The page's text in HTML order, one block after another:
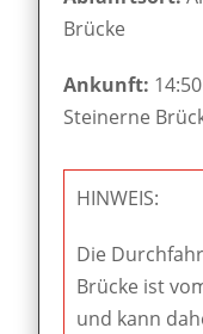
Brücke
Ankunft:
Steinerne
HINWEIS:
Die
Brücke ist
und kann